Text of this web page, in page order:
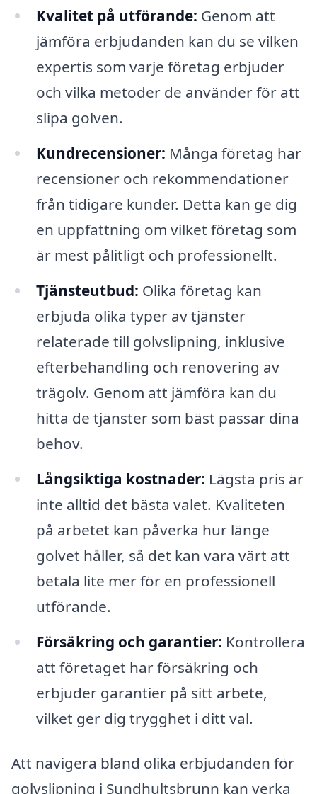
Kvalitet på utförande: Genom att
jämföra erbjudanden kan du se vilken
expertis som varje företag erbjuder
och vilka metoder de använder för att
slipa golven.
Kundrecensioner: Många företag har
recensioner och rekommendationer
från tidigare kunder. Detta kan ge dig
en uppfattning om vilket företag som
är mest pålitligt och professionellt.
Tjänsteutbud: Olika företag kan
erbjuda olika typer av tjänster
relaterade till golvslipning, inklusive
efterbehandling och renovering av
trägolv. Genom att jämföra kan du
hitta de tjänster som bäst passar dina
behov.
Långsiktiga kostnader: Lägsta pris är
inte alltid det bästa valet. Kvaliteten
på arbetet kan påverka hur länge
golvet håller, så det kan vara värt att
betala lite mer för en professionell
utförande.
Försäkring och garantier: Kontrollera
att företaget har försäkring och
erbjuder garantier på sitt arbete,
vilket ger dig trygghet i ditt val.
Att navigera bland olika erbjudanden för
golvslipning i Sundhultsbrunn kan verka